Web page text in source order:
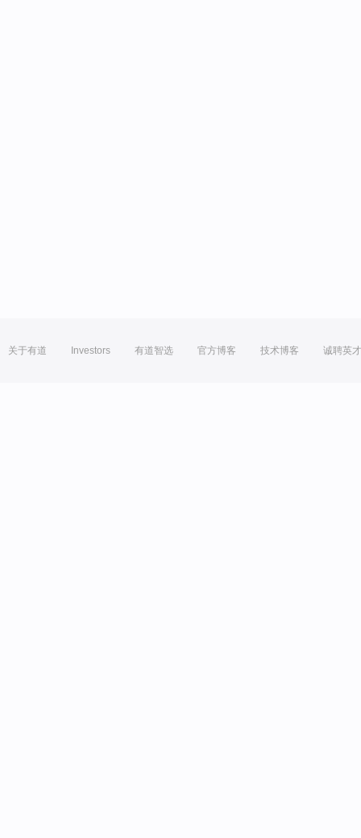
关于有道 Investors 有道智选 官方博客 技术博客 诚聘英才